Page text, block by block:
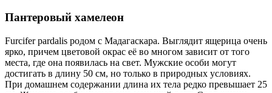
Пантеровый хамелеон
Furcifer pardalis родом с Мадагаскара. Выглядит ящерица очень
ярко, причем цветовой окрас её во многом зависит от того
места, где она появилась на свет. Мужские особи могут
достигать в длину 50 см, но только в природных условиях.
При домашнем содержании длина их тела редко превышает 25